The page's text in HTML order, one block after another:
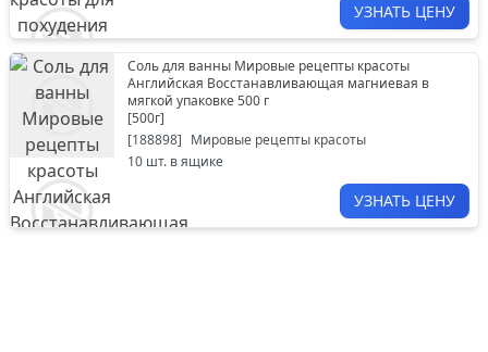
УЗНАТЬ ЦЕНУ
Соль для ванны Мировые рецепты красоты
Английская Восстанавливающая магниевая в
мягкой упаковке 500 г
[500г]
[188898] Мировые рецепты красоты
10 шт. в ящике
УЗНАТЬ ЦЕНУ